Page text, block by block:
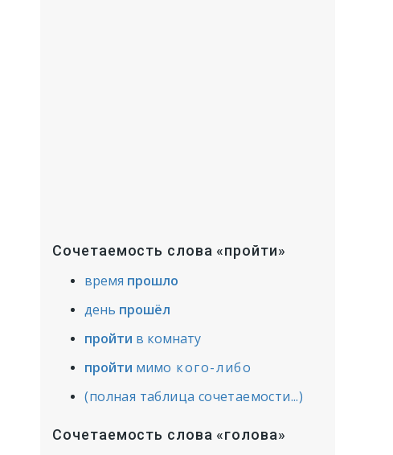
Сочетаемость слова «пройти»
время прошло
день прошёл
пройти в комнату
пройти мимо кого-либо
(полная таблица сочетаемости...)
Сочетаемость слова «голова»